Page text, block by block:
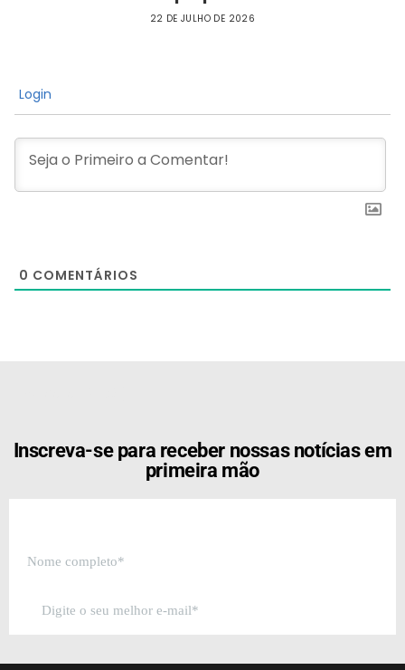
22 DE JULHO DE 2026
Login
0 COMENTÁRIOS
Inscreva-se para receber nossas notícias em
primeira mão